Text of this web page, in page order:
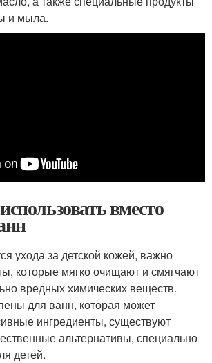
и мыла.
вместо
ухода за детской кожей, важно
которые мягко очищают и смягчают
вредных химических веществ.
для ванн, которая может
ингредиенты, существуют
альтернативы, специально
детей.